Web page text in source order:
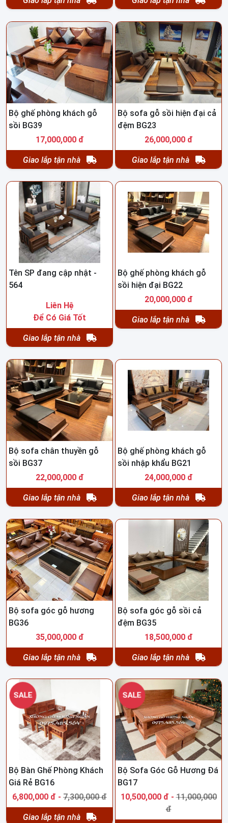
Bộ ghế phòng khách gỗ
sồi BG39
17,000,000 đ
Giao lắp tận nhà
Bộ sofa gỗ sồi hiện đại cả
đệm BG23
26,000,000 đ
Giao lắp tận nhà
Tên SP đang cập nhật -
564
Liên Hệ
Để Có Giá Tốt
Giao lắp tận nhà
Bộ ghế phòng khách gỗ
sồi hiện đại BG22
20,000,000 đ
Giao lắp tận nhà
Bộ sofa chân thuyền gỗ
sồi BG37
22,000,000 đ
Giao lắp tận nhà
Bộ ghế phòng khách gỗ
sồi nhập khẩu BG21
24,000,000 đ
Giao lắp tận nhà
Bộ sofa góc gỗ hương
BG36
35,000,000 đ
Giao lắp tận nhà
Bộ sofa góc gỗ sồi cả
đệm BG35
18,500,000 đ
Giao lắp tận nhà
SALE
Bộ Bàn Ghế Phòng Khách
Giá Rẻ BG16
6,800,000 đ - 7,300,000 đ
Giao lắp tận nhà
SALE
Bộ Sofa Góc Gỗ Hương Đá
BG17
10,500,000 đ -11,000,000
đ